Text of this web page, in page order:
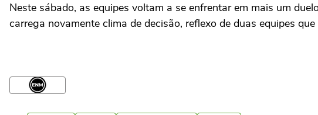
Neste sábado, as equipes voltam a se enfrentar em mais um
carrega novamente clima de decisão, reflexo de duas equipes